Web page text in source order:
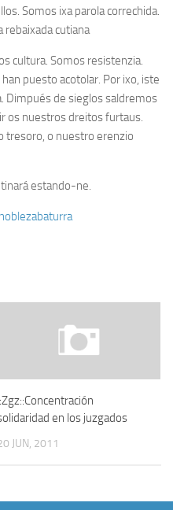
Somos ixa parola correchida.
rebaixada cutiana
cultura. Somos resistenzia.
puesto acotolar. Por ixo, iste
Dimpués de sieglos saldremos
os nuestros dreitos furtaus.
tresoro, o nuestro erenzio
estando-ne.
en los juzgados
JUN, 2011